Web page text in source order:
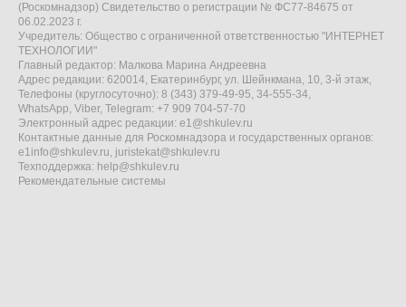
(Роскомнадзор) Свидетельство о регистрации № ФС77-84675 от
06.02.2023 г.
Учредитель: Общество с ограниченной ответственностью "ИНТЕРНЕТ
ТЕХНОЛОГИИ"
Главный редактор: Малкова Марина Андреевна
Адрес редакции: 620014, Екатеринбург, ул. Шейнкмана, 10, 3-й этаж,
Телефоны (круглосуточно): 8 (343) 379-49-95, 34-555-34,
WhatsApp, Viber, Telegram: +7 909 704-57-70
Электронный адрес редакции: e1@shkulev.ru
Контактные данные для Роскомнадзора и государственных органов:
e1info@shkulev.ru, juristekat@shkulev.ru
Техподдержка: help@shkulev.ru
Рекомендательные системы